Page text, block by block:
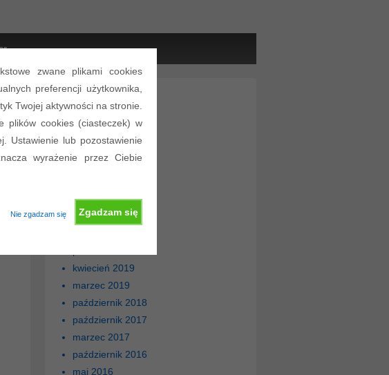
zwane plikami cookies
preferencji użytkownika,
Twojej aktywności na stronie.
plików cookies (ciasteczek) w
Ustawienie lub pozostawienie
wyrażenie przez Ciebie
Zgadzam się
Nie zgadzam się
Archiwa
luty 2026
luty 2025
luty 2024
luty 2022
grudzień 2020
kwiecień 2019
marzec 2019
październik 2018
październik 2017
marzec 2017
październik 2016
maj 2016